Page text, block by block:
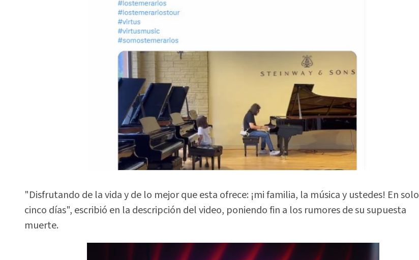
"Disfrutando de la vida y de lo mejor que esta ofrece: ¡mi familia, la música y ustedes! En solo
cinco días", escribió en la descripción del video, poniendo fin a los rumores de su supuesta
muerte.